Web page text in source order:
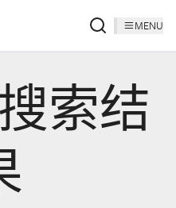
MENU
索结